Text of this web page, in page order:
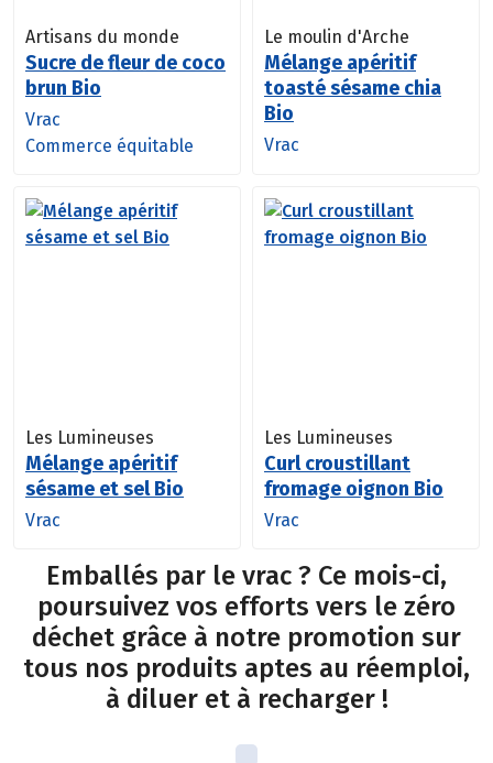
Artisans du monde
Sucre de fleur de coco
brun Bio
Vrac
Commerce équitable
Le moulin d'Arche
Mélange apéritif
toasté sésame chia
Bio
Vrac
Les Lumineuses
Mélange apéritif
sésame et sel Bio
Vrac
Les Lumineuses
Curl croustillant
fromage oignon Bio
Vrac
Emballés par le vrac ? Ce mois-ci,
poursuivez vos efforts vers le zéro
déchet grâce à notre promotion sur
tous nos produits aptes au réemploi,
à diluer et à recharger !